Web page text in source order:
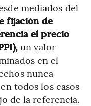
mediados del
fijación de
el precio
un valor
en el
nunca
todos los casos
de la referencia.